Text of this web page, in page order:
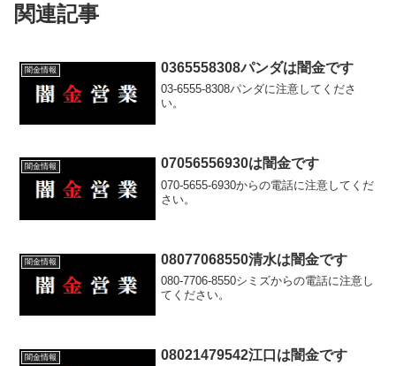
関連記事
闇金情報 0365558308パンダは闇金です
03-6555-8308パンダに注意してくださ
い。
闇金情報 07056556930は闇金です
070-5655-6930からの電話に注意してくだ
さい。
闇金情報 08077068550清水は闇金です
080-7706-8550シミズからの電話に注意し
てください。
闇金情報 08021479542江口は闇金です